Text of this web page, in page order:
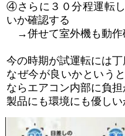
④さらに３０分程運転
いか確認する
→併せて室外機も動作
今の時期が試運転には
なぜ今が良いかという
ならエアコン内部に負
製品にも環境にも優し